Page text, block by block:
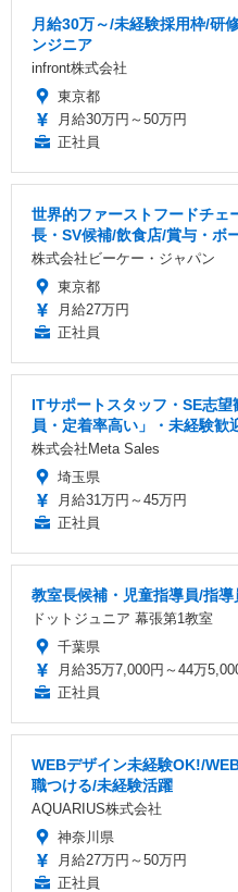
月給30万～/未経験採用枠/研
ンジニア
infront株式会社
東京都
月給30万円～50万円
正社員
世界的ファーストフードチェ
長・SV候補/飲食店/賞与・ボ
株式会社ビーケー・ジャパン
東京都
月給27万円
正社員
ITサポートスタッフ・SE志
員・定着率高い」・未経験歓
株式会社Meta Sales
埼玉県
月給31万円～45万円
正社員
教室長候補・児童指導員/指導
ドットジュニア 幕張第1教室
千葉県
月給35万7,000円～44万
正社員
WEBデザイン未経験OK!/
職つける/未経験活躍
AQUARIUS株式会社
神奈川県
月給27万円～50万円
正社員